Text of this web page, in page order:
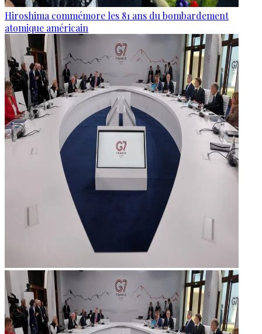
Hiroshima commémore les 81 ans du bombardement
atomique américain